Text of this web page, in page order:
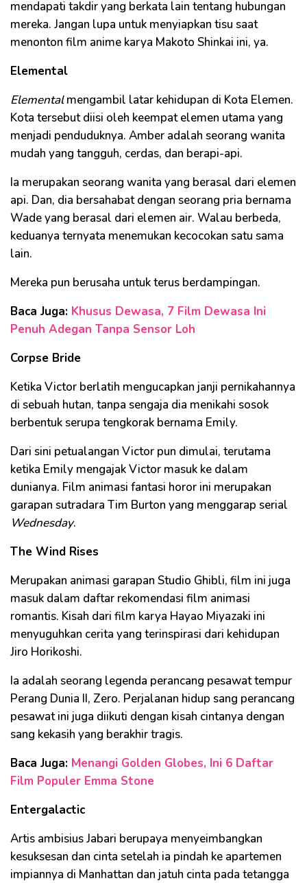
mendapati takdir yang berkata lain tentang hubungan
mereka. Jangan lupa untuk menyiapkan tisu saat
menonton film anime karya Makoto Shinkai ini, ya.
Elemental
Elementalmengambil latar kehidupan di Kota Elemen.
Kota tersebut diisi oleh keempat elemen utama yang
menjadi penduduknya. Amber adalah seorang wanita
mudah yang tangguh, cerdas, dan berapi-api.
Ia merupakan seorang wanita yang berasal dari elemen
api. Dan, dia bersahabat dengan seorang pria bernama
Wade yang berasal dari elemen air. Walau berbeda,
keduanya ternyata menemukan kecocokan satu sama
lain.
Mereka pun berusaha untuk terus berdampingan.
Baca Juga: Khusus Dewasa, 7 Film Dewasa Ini
Penuh Adegan Tanpa Sensor Loh
Corpse Bride
Ketika Victor berlatih mengucapkan janji pernikahannya
di sebuah hutan, tanpa sengaja dia menikahi sosok
berbentuk serupa tengkorak bernama Emily.
Dari sini petualangan Victor pun dimulai, terutama
ketika Emily mengajak Victor masuk ke dalam
dunianya. Film animasi fantasi horor ini merupakan
garapan sutradara Tim Burton yang menggarap serial
Wednesday.
The Wind Rises
Merupakan animasi garapan Studio Ghibli, film ini juga
masuk dalam daftar rekomendasi film animasi
romantis. Kisah dari film karya Hayao Miyazaki ini
menyuguhkan cerita yang terinspirasi dari kehidupan
Jiro Horikoshi.
Ia adalah seorang legenda perancang pesawat tempur
Perang Dunia II, Zero. Perjalanan hidup sang perancang
pesawat ini juga diikuti dengan kisah cintanya dengan
sang kekasih yang berakhir tragis.
Baca Juga: Menangi Golden Globes, Ini 6 Daftar
Film Populer Emma Stone
Entergalactic
Artis ambisius Jabari berupaya menyeimbangkan
kesuksesan dan cinta setelah ia pindah ke apartemen
impiannya di Manhattan dan jatuh cinta pada tetangga